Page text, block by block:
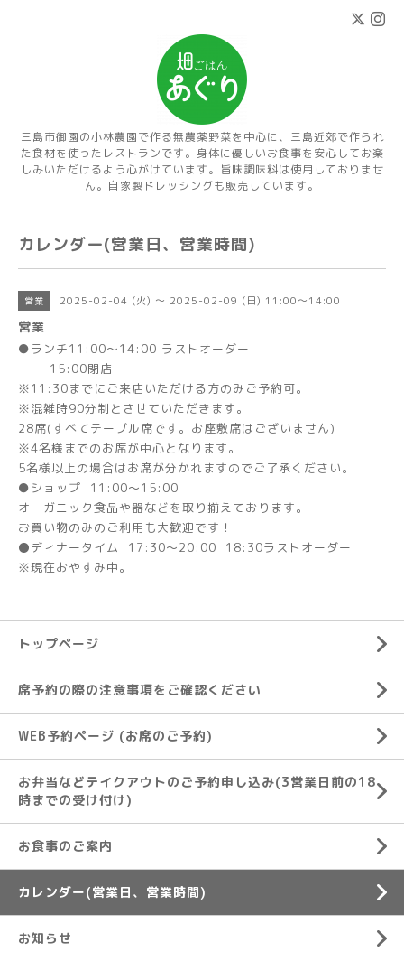
三島市御園の小林農園で作る無農薬野菜を中心に、三島近郊で作られ
た食材を使ったレストランです。身体に優しいお食事を安心してお楽
しみいただけるよう心がけています。旨味調味料は使用しておりませ
ん。自家製ドレッシングも販売しています。
カレンダー(営業日、営業時間)
営業 2025-02-04 (火) ～ 2025-02-09 (日) 11:00～14:00
営業
●ランチ11:00～14:00 ラストオーダー
15:00閉店
※11:30までにご来店いただける方のみご予約可。
※混雑時90分制とさせていただきます。
28席(すべてテーブル席です。お座敷席はございません)
※4名様までのお席が中心となります。
5名様以上の場合はお席が分かれますのでご了承ください。
●ショップ 11:00～15:00
オーガニック食品や器などを取り揃えております。
お買い物のみのご利用も大歓迎です！
⚫ディナータイム 17:30～20:00 18:30ラストオーダー
※現在おやすみ中。
トップページ
席予約の際の注意事項をご確認ください
WEB予約ページ (お席のご予約)
お弁当などテイクアウトのご予約申し込み(3営業日前の18
時までの受け付け)
お食事のご案内
カレンダー(営業日、営業時間)
お知らせ